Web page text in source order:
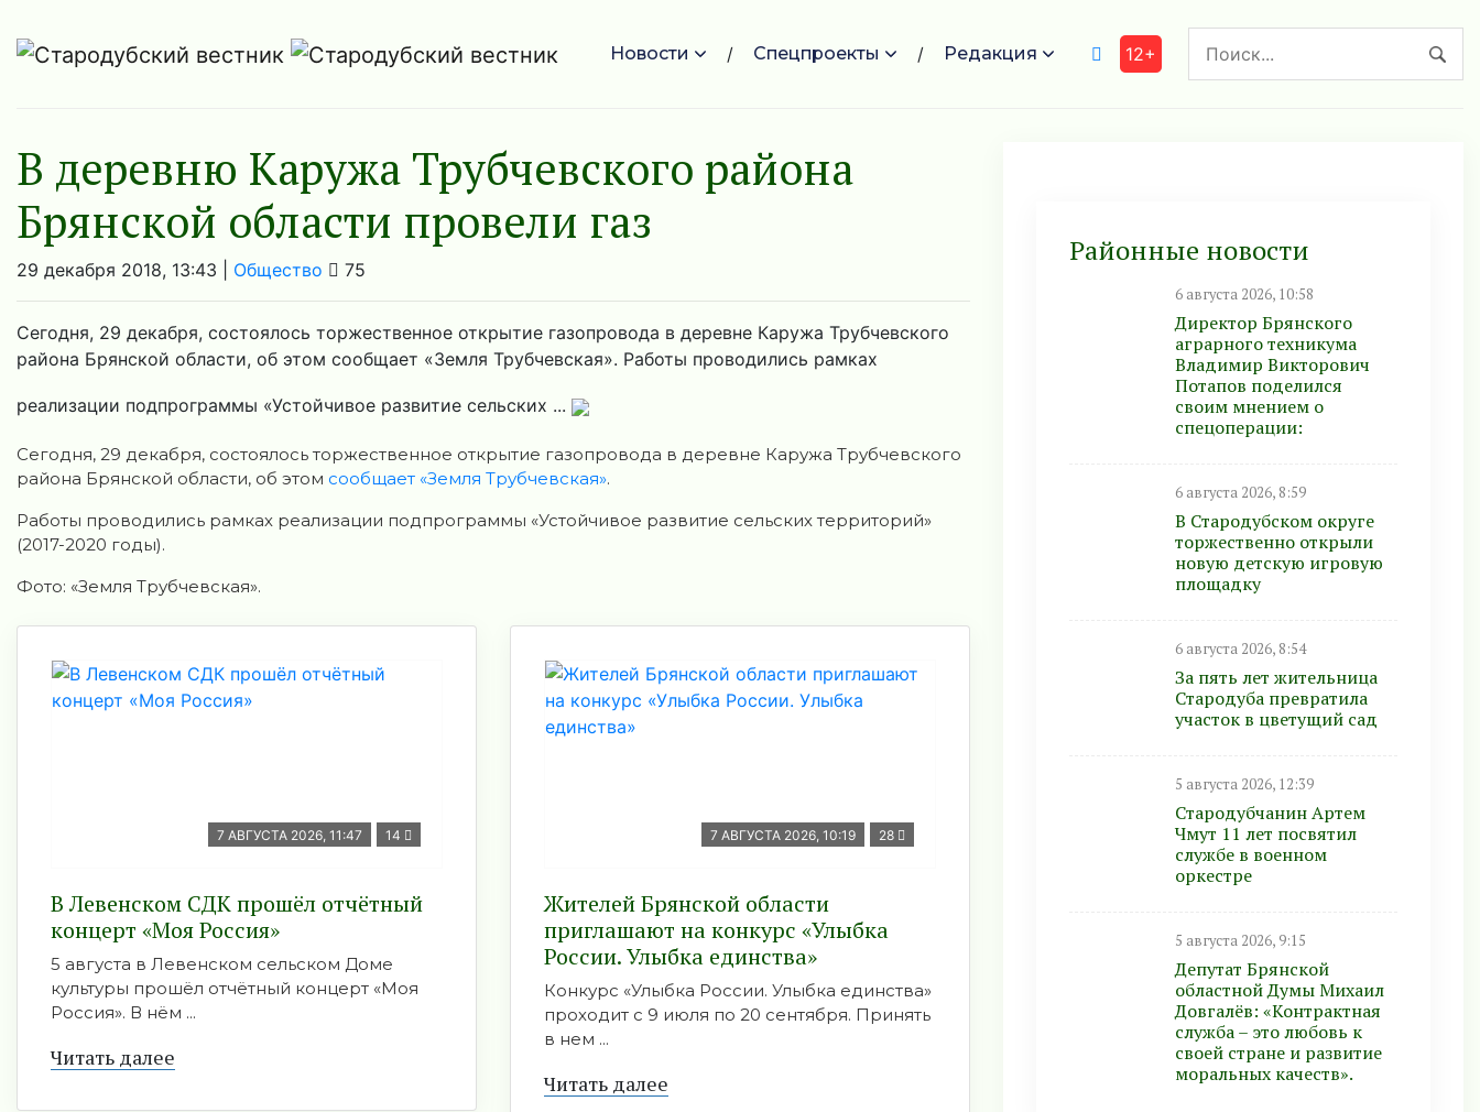
Новости Спецпроекты Редакция 12+
В деревню Каружа Трубчевского района
Брянской области провели газ
29 декабря 2018, 13:43 | Общество 75
Сегодня, 29 декабря, состоялось торжественное открытие газопровода в деревне Каружа Трубчевского
района Брянской области, об этом сообщает «Земля Трубчевская». Работы проводились рамках
реализации подпрограммы «Устойчивое развитие сельских ...
Сегодня, 29 декабря, состоялось торжественное открытие газопровода в деревне Каружа Трубчевского
района Брянской области, об этом сообщает «Земля Трубчевская».
Работы проводились рамках реализации подпрограммы «Устойчивое развитие сельских территорий»
(2017-2020 годы).
Фото: «Земля Трубчевская».
7 АВГУСТА 2026, 11:47 14
В Левенском СДК прошёл отчётный
концерт «Моя Россия»
5 августа в Левенском сельском Доме
культуры прошёл отчётный концерт «Моя
Россия». В нём ...
Читать далее
7 АВГУСТА 2026, 10:19 28
Жителей Брянской области
приглашают на конкурс «Улыбка
России. Улыбка единства»
Конкурс «Улыбка России. Улыбка единства»
проходит с 9 июля по 20 сентября. Принять
в нем ...
Читать далее
Районные новости
6 августа 2026, 10:58
Директор Брянского
аграрного техникума
Владимир Викторович
Потапов поделился
своим мнением о
спецоперации:
6 августа 2026, 8:59
В Стародубском округе
торжественно открыли
новую детскую игровую
площадку
6 августа 2026, 8:54
За пять лет жительница
Стародуба превратила
участок в цветущий сад
5 августа 2026, 12:39
Стародубчанин Артем
Чмут 11 лет посвятил
службе в военном
оркестре
5 августа 2026, 9:15
Депутат Брянской
областной Думы Михаил
Довгалёв: «Контрактная
служба – это любовь к
своей стране и развитие
моральных качеств».